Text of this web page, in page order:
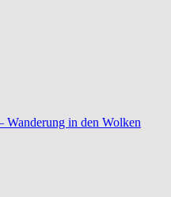
Wanderung in den Wolken